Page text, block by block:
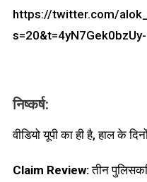
https://twitter.com/
निष्कर्ष:
वीडियो यूपी का ही है, हाल के
Claim Review:तीन